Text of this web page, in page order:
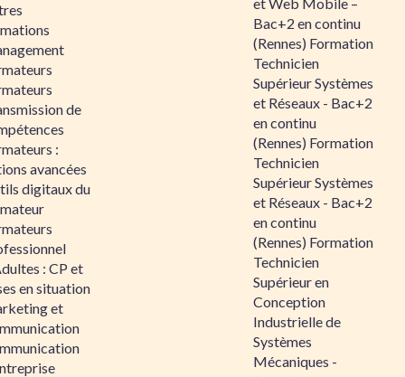
de
:
avancées
digitaux du
: CP et
en situation
et
Bac+2 en continu
(Rennes) Formation
Technicien
Supérieur Systèmes
et Réseaux - Bac+2
en continu
(Rennes) Formation
Technicien
Supérieur Systèmes
et Réseaux - Bac+2
en continu
(Rennes) Formation
Technicien
Supérieur en
Conception
Industrielle de
Systèmes
Mécaniques -